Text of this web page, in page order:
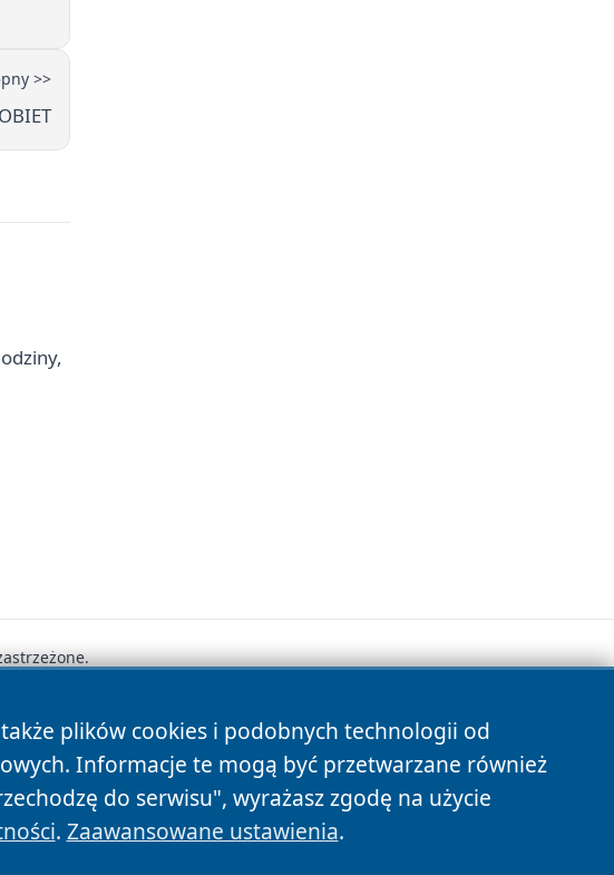
>>
plików cookies i podobnych technologii od
Informacje te mogą być przetwarzane również
do serwisu", wyrażasz zgodę na użycie
. Zaawansowane ustawienia.
Cookies